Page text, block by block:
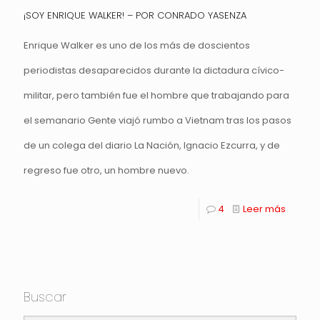
¡SOY ENRIQUE WALKER! – POR CONRADO YASENZA
Enrique Walker es uno de los más de doscientos
periodistas desaparecidos durante la dictadura cívico-
militar, pero también fue el hombre que trabajando para
el semanario Gente viajó rumbo a Vietnam tras los pasos
de un colega del diario La Nación, Ignacio Ezcurra, y de
regreso fue otro, un hombre nuevo.
4 Leer más
Buscar